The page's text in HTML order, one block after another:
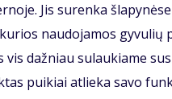
Jis surenka
naudojamos
dažniau sulaukiame
puikiai atlieka savo